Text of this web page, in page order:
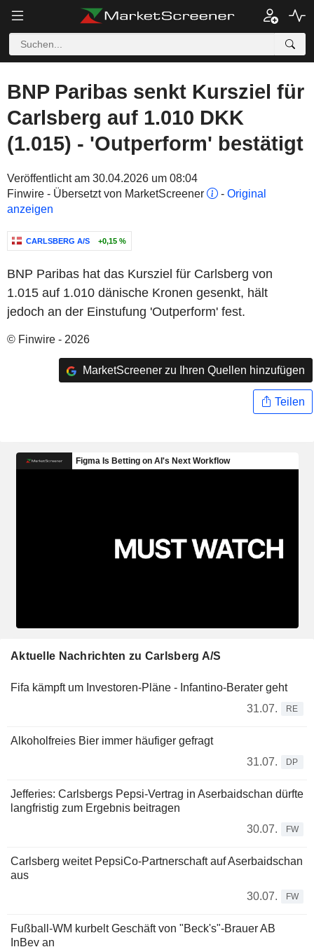
BNP Paribas senkt Kursziel für
Carlsberg auf 1.010 DKK
(1.015) - 'Outperform' bestätigt
Veröffentlicht am 30.04.2026 um 08:04
Finwire - Übersetzt von MarketScreener
- Original
anzeigen
CARLSBERG A/S +0,15 %
BNP Paribas hat das Kursziel für Carlsberg von
1.015 auf 1.010 dänische Kronen gesenkt, hält
jedoch an der Einstufung 'Outperform' fest.
© Finwire - 2026
MarketScreener zu Ihren Quellen hinzufügen
Teilen
Aktuelle Nachrichten zu Carlsberg A/S
Fifa kämpft um Investoren-Pläne - Infantino-Berater geht
31.07.
RE
Alkoholfreies Bier immer häufiger gefragt
31.07.
DP
Jefferies: Carlsbergs Pepsi-Vertrag in Aserbaidschan dürfte
langfristig zum Ergebnis beitragen
30.07.
FW
Carlsberg weitet PepsiCo-Partnerschaft auf Aserbaidschan
aus
30.07.
FW
Fußball-WM kurbelt Geschäft von "Beck's"-Brauer AB
InBev an